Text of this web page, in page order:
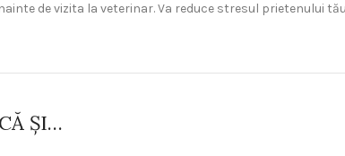
de vizita la veterinar. Va reduce stresul prietenului
ȘI…